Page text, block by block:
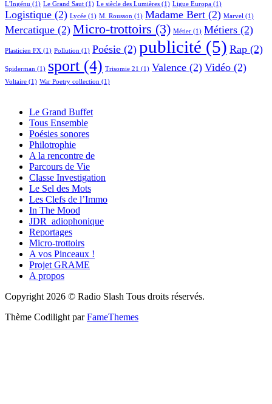
L'Ingénu (1) Le Grand Saut (1) Le siècle des Lumières (1) Ligue Europa (1)
Logistique (2) Lycée (1) M. Rousson (1) Madame Bert (2) Marvel (1)
Mercatique (2) Micro-trottoirs (3) Métier (1) Métiers (2)
Plasticien FX (1) Pollution (1) Poésie (2) publicité (5) Rap (2)
Spiderman (1) sport (4) Trisomie 21 (1) Valence (2) Vidéo (2)
Voltaire (1) War Poetry collection (1)
Le Grand Buffet
Tous Ensemble
Poésies sonores
Philotrophie
A la rencontre de
Parcours de Vie
Classe Investigation
Le Sel des Mots
Les Clefs de l’Immo
In The Mood
JDR_adiophonique
Reportages
Micro-trottoirs
A vos Pinceaux !
Projet GRAME
A propos
Copyright 2026 © Radio Slash Tous droits réservés.
Thème Codilight parFameThemes